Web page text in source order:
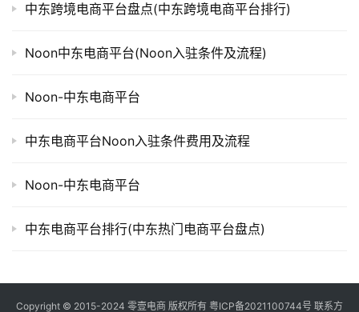
中东跨境电商平台盘点(中东跨境电商平台排行)
Noon中东电商平台(Noon入驻条件及流程)
Noon-中东电商平台
中东电商平台Noon入驻条件费用及流程
Noon-中东电商平台
中东电商平台排行(中东热门电商平台盘点)
Copyright © 2015-2024 零壹电商 版权所有 粤ICP备2021100744号 联系方